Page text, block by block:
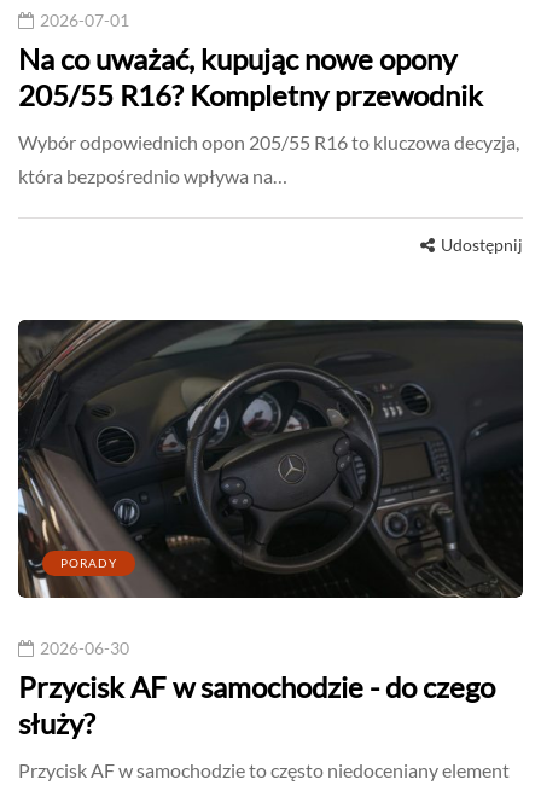
2026-07-01
Na co uważać, kupując nowe opony
205/55 R16? Kompletny przewodnik
Wybór odpowiednich opon 205/55 R16 to kluczowa decyzja,
która bezpośrednio wpływa na…
Udostępnij
PORADY
2026-06-30
Przycisk AF w samochodzie - do czego
służy?
Przycisk AF w samochodzie to często niedoceniany element